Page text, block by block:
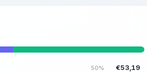
50% €53,19